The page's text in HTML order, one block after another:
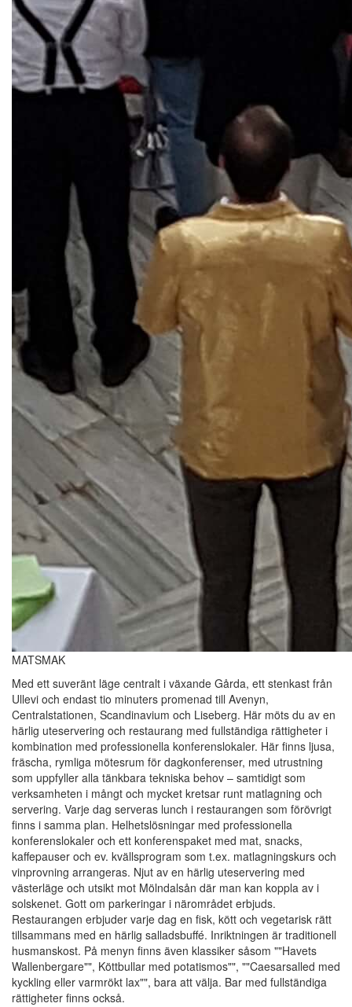
MATSMAK
Med ett suveränt läge centralt i växande Gårda, ett stenkast från
Ullevi och endast tio minuters promenad till Avenyn,
Centralstationen, Scandinavium och Liseberg. Här möts du av en
härlig uteservering och restaurang med fullständiga rättigheter i
kombination med professionella konferenslokaler. Här finns ljusa,
fräscha, rymliga mötesrum för dagkonferenser, med utrustning
som uppfyller alla tänkbara tekniska behov – samtidigt som
verksamheten i mångt och mycket kretsar runt matlagning och
servering. Varje dag serveras lunch i restaurangen som förövrigt
finns i samma plan. Helhetslösningar med professionella
konferenslokaler och ett konferenspaket med mat, snacks,
kaffepauser och ev. kvällsprogram som t.ex. matlagningskurs och
vinprovning arrangeras. Njut av en härlig uteservering med
västerläge och utsikt mot Mölndalsån där man kan koppla av i
solskenet. Gott om parkeringar i närområdet erbjuds.
Restaurangen erbjuder varje dag en fisk, kött och vegetarisk rätt
tillsammans med en härlig salladsbuffé. Inriktningen är traditionell
husmanskost. På menyn finns även klassiker såsom ""Havets
Wallenbergare"", Köttbullar med potatismos"", ""Caesarsalled med
kyckling eller varmrökt lax"", bara att välja. Bar med fullständiga
rättigheter finns också.